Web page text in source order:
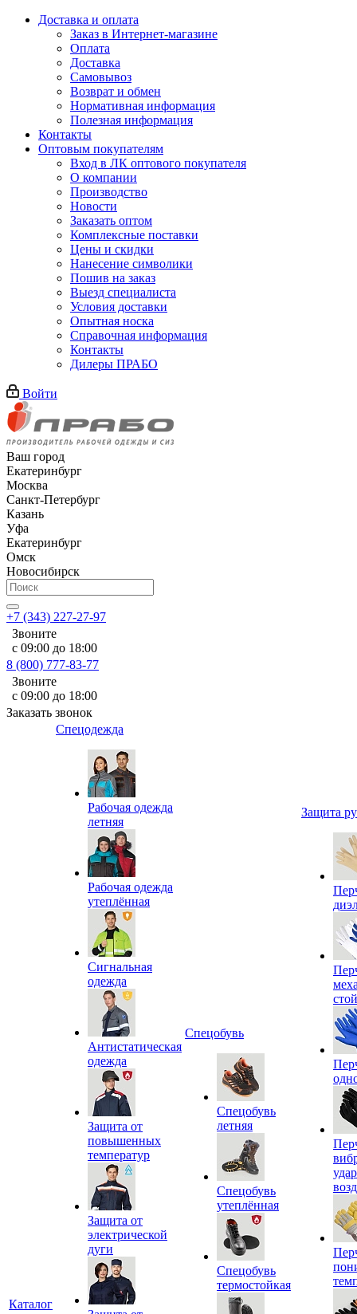
Доставка и оплата
Заказ в Интернет-магазине
Оплата
Доставка
Самовывоз
Возврат и обмен
Нормативная информация
Полезная информация
Контакты
Оптовым покупателям
Вход в ЛК оптового покупателя
О компании
Производство
Новости
Заказать оптом
Комплексные поставки
Цены и скидки
Нанесение символики
Пошив на заказ
Выезд специалиста
Условия доставки
Опытная носка
Справочная информация
Контакты
Дилеры ПРАБО
Войти
Ваш город
Екатеринбург
Москва
Санкт-Петербург
Казань
Уфа
Екатеринбург
Омск
Новосибирск
+7 (343) 227-27-97
Звоните
с 09:00 до 18:00
8 (800) 777-83-77
Звоните
с 09:00 до 18:00
Заказать звонок
Каталог
Спецодежда
Рабочая одежда
летняя
Рабочая одежда
утеплённая
Сигнальная
одежда
Антистатическая
одежда
Защита от
повышенных
температур
Защита от
электрической
дуги
Спецобувь
Спецобувь
летняя
Спецобувь
утеплённая
Спецобувь
термостойкая
Защита